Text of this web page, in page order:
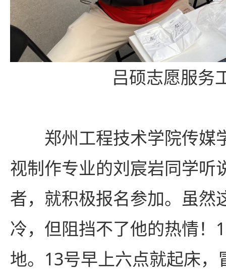
吕硕志愿服务
郑州工程技术学院传媒
视制作专业的刘宸岩同学听
者，就积极报名参加。虽然
冷，但阻挡不了他的热情！
地。13号早上六点就起床，